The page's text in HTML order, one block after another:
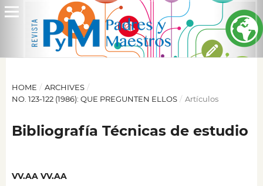
HOME / ARCHIVES /
NO. 123-122 (1986): QUE PREGUNTEN ELLOS / Artículos
Bibliografía Técnicas de estudio
VV.AA VV.AA